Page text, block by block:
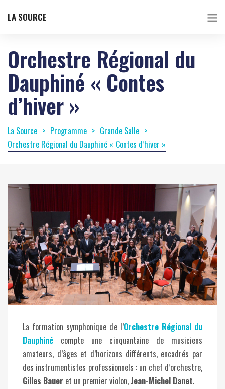
LA SOURCE
Orchestre Régional du
Dauphiné « Contes
d’hiver »
La Source Programme
Grande Salle
Orchestre Régional du Dauphiné « Contes d’hiver »
La formation symphonique de l’Orchestre Régional du
Dauphiné compte une cinquantaine de musiciens
amateurs, d’âges et d’horizons différents, encadrés par
des instrumentistes professionnels : un chef d’orchestre,
Gilles Bauer et un premier violon,Jean-Michel Danet.